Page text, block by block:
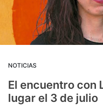
NOTICIAS
El encuentro con
lugar el 3 de julio